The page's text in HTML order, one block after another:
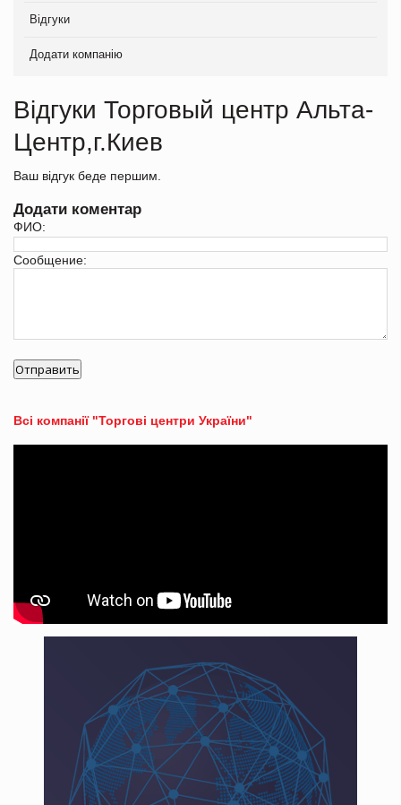
Відгуки
Додати компанію
Відгуки Торговый центр Альта-
Центр,г.Киев
Ваш відгук беде першим.
Додати коментар
ФИО:
Сообщение:
Всі компанії "Торгові центри України"